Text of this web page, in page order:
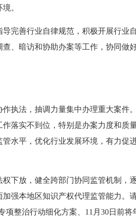
。
完善行业自律规范，积极开展行业
、暗访和协助办案等工作，协同做
执法，抽调力量集中办理重大案件
落实不到位，特别是办案力度和质
水平，优化行业发展环境，有力促
下放，健全跨部门协同监管机制，
强本地区知识产权代理监管能力。
项整治行动细化方案、11月30日前